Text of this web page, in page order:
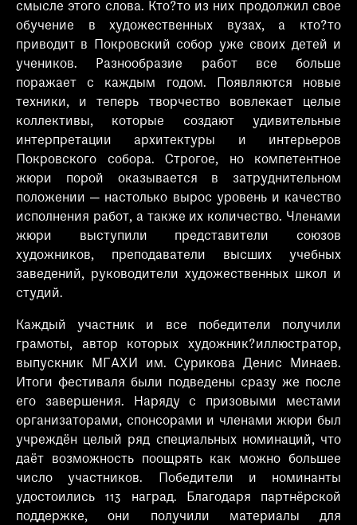
смысле этого слова. Кто?то из них продолжил свое
обучение в художественных вузах, а кто?то
приводит в Покровский собор уже своих детей и
учеников. Разнообразие работ все больше
поражает с каждым годом. Появляются новые
техники, и теперь творчество вовлекает целые
коллективы, которые создают удивительные
интерпретации архитектуры и интерьеров
Покровского собора. Строгое, но компетентное
жюри порой оказывается в затруднительном
положении — настолько вырос уровень и качество
исполнения работ, а также их количество. Членами
жюри выступили представители союзов
художников, преподаватели высших учебных
заведений, руководители художественных школ и
студий.
Каждый участник и все победители получили
грамоты, автор которых художник?иллюстратор,
выпускник МГАХИ им. Сурикова Денис Минаев.
Итоги фестиваля были подведены сразу же после
его завершения. Наряду с призовыми местами
организаторами, спонсорами и членами жюри был
учреждён целый ряд специальных номинаций, что
даёт возможность поощрять как можно большее
число участников. Победители и номинанты
удостоились 113 наград. Благодаря партнёрской
поддержке, они получили материалы для